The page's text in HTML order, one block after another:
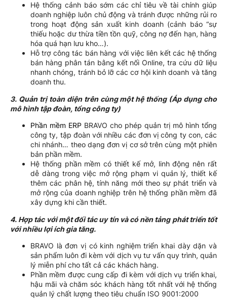
Hệ thống cảnh báo sớm các chỉ tiêu về tài chính giúp
doanh nghiệp luôn chủ động và tránh được những rủi ro
trong hoạt động sản xuất kinh doanh (cảnh báo “sự
thiếu hoặc dư thừa tiền tồn quỹ, công nợ đến hạn, hàng
hóa quá hạn lưu kho…).
Hỗ trợ công tác bán hàng với việc liên kết các hệ thống
bán hàng phân tán bằng kết nối Online, tra cứu dữ liệu
nhanh chóng, tránh bỏ lỡ các cơ hội kinh doanh và tăng
doanh thu.
3. Quản trị toàn diện trên cùng một hệ thống (Áp dụng cho
mô hình tập đoàn, tổng công ty)
Phần mềm ERP BRAVO cho phép quản trị mô hình tổng
công ty, tập đoàn với nhiều các đơn vị công ty con, các
chi nhánh… theo dạng đơn vị cơ sở trên cùng một phiên
bản phần mềm.
Hệ thống phần mềm có thiết kế mở, linh động nên rất
dễ dàng trong việc mở rộng phạm vi quản lý, thiết kế
thêm các phân hệ, tính năng mới theo sự phát triển và
mở rộng của doanh nghiệp trên hệ thống phần mềm đã
xây dựng khi cần thiết.
4. Hợp tác với một đối tác uy tín và có nền tảng phát triển tốt
với nhiều lợi ích gia tăng.
BRAVO là đơn vị có kinh nghiệm triển khai dày dặn và
sản phẩm luôn đi kèm với dịch vụ tư vấn quy trình, quản
lý miễn phí cho tất cả các khách hàng.
Phần mềm được cung cấp đi kèm với dịch vụ triển khai,
hậu mãi và chăm sóc khách hàng tốt nhất với hệ thống
quản lý chất lượng theo tiêu chuẩn ISO 9001:2000